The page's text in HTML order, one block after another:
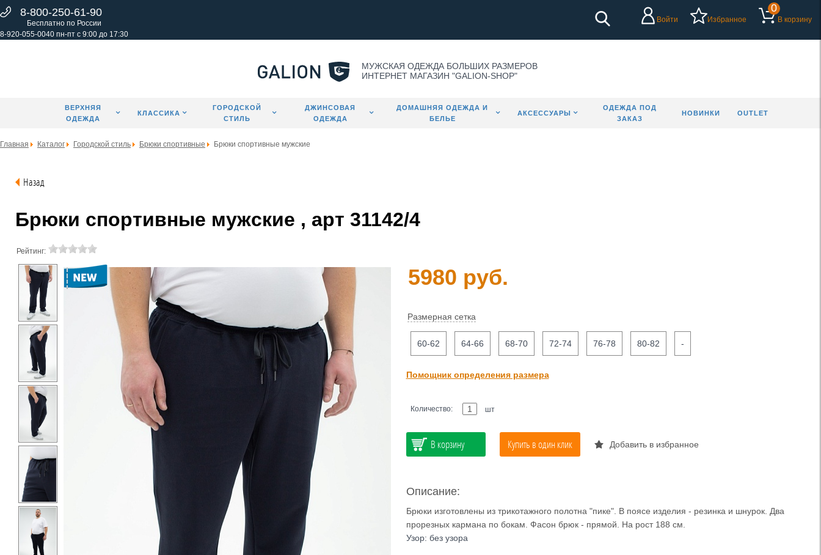
8-800-250-61-90
Бесплатно по России
8-920-055-0040 пн-пт с 9:00 до 17:30
Войти Избранное
0
В корзину
МУЖСКАЯ ОДЕЖДА БОЛЬШИХ РАЗМЕРОВ
ИНТЕРНЕТ МАГАЗИН "GALION-SHOP"
ВЕРХНЯЯ
ОДЕЖДА
КЛАССИКА
ГОРОДСКОЙ
СТИЛЬ
ДЖИНСОВАЯ
ОДЕЖДА
ДОМАШНЯЯ ОДЕЖДА И
БЕЛЬЕ
АКСЕССУАРЫ
ОДЕЖДА ПОД
ЗАКАЗ
НОВИНКИ OUTLET
Главная Каталог Городской стиль Брюки спортивные Брюки спортивные мужские
Назад
Брюки спортивные мужские , арт 31142/4
Рейтинг:
5980 руб.
Размерная сетка
60-62 64-66 68-70 72-74 76-78 80-82 -
Помощник определения размера
Количество: шт
В корзину Купить в один клик Добавить в избранное
Описание:
Брюки изготовлены из трикотажного полотна "пике". В поясе изделия - резинка и шнурок. Два
прорезных кармана по бокам. Фасон брюк - прямой. На рост 188 см.
Узор: без узора